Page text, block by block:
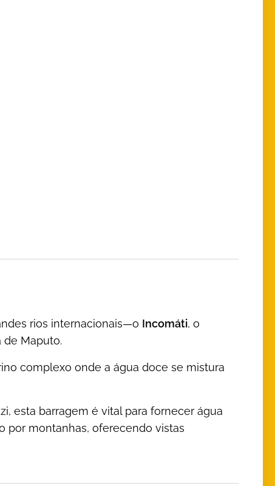
rios internacionais—o Incomáti, o
de Maputo.
complexo onde a água doce se mistura
esta barragem é vital para fornecer água
por montanhas, oferecendo vistas